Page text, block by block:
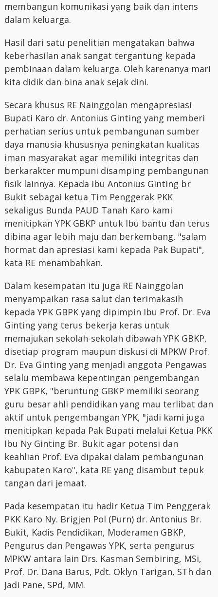
membangun komunikasi yang baik dan intens
dalam keluarga.
Hasil dari satu penelitian mengatakan bahwa
keberhasilan anak sangat tergantung kepada
pembinaan dalam keluarga. Oleh karenanya mari
kita didik dan bina anak sejak dini.
Secara khusus RE Nainggolan mengapresiasi
Bupati Karo dr. Antonius Ginting yang memberi
perhatian serius untuk pembangunan sumber
daya manusia khususnya peningkatan kualitas
iman masyarakat agar memiliki integritas dan
berkarakter mumpuni disamping pembangunan
fisik lainnya. Kepada Ibu Antonius Ginting br
Bukit sebagai ketua Tim Penggerak PKK
sekaligus Bunda PAUD Tanah Karo kami
menitipkan YPK GBKP untuk Ibu bantu dan terus
dibina agar lebih maju dan berkembang, "salam
hormat dan apresiasi kami kepada Pak Bupati",
kata RE menambahkan.
Dalam kesempatan itu juga RE Nainggolan
menyampaikan rasa salut dan terimakasih
kepada YPK GBPK yang dipimpin Ibu Prof. Dr. Eva
Ginting yang terus bekerja keras untuk
memajukan sekolah-sekolah dibawah YPK GBKP,
disetiap program maupun diskusi di MPKW Prof.
Dr. Eva Ginting yang menjadi anggota Pengawas
selalu membawa kepentingan pengembangan
YPK GBPK, "beruntung GBKP memiliki seorang
guru besar ahli pendidikan yang mau terlibat dan
aktif untuk pengembangan YPK, "jadi kami juga
menitipkan kepada Pak Bupati melalui Ketua PKK
Ibu Ny Ginting Br. Bukit agar potensi dan
keahlian Prof. Eva dipakai dalam pembangunan
kabupaten Karo", kata RE yang disambut tepuk
tangan dari jemaat.
Pada kesempatan itu hadir Ketua Tim Penggerak
PKK Karo Ny. Brigjen Pol (Purn) dr. Antonius Br.
Bukit, Kadis Pendidikan, Moderamen GBKP,
Pengurus dan Pengawas YPK, serta pengurus
MPKW antara lain Drs. Kasman Sembiring, MSi,
Prof. Dr. Dana Barus, Pdt. Oklyn Tarigan, STh dan
Jadi Pane, SPd, MM.